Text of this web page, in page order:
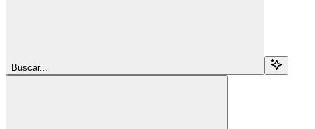
Buscar...